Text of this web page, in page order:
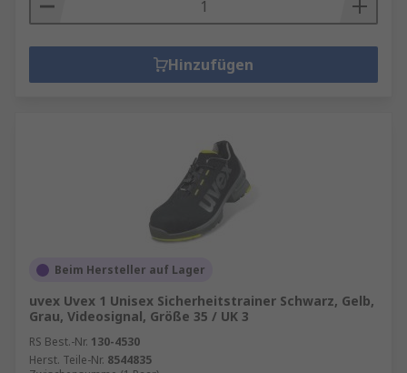
Hinzufügen
Beim Hersteller auf Lager
uvex Uvex 1 Unisex Sicherheitstrainer Schwarz, Gelb,
Grau, Videosignal, Größe 35 / UK 3
RS Best.-Nr. 130-4530
Herst. Teile-Nr. 8544835